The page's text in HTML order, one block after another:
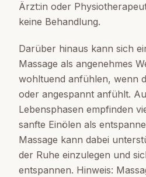
Ärzt:in oder
keine Behandlung.
Darüber hinaus kann sich
Massage als angenehmes
wohltuend anfühlen, wenn
oder angespannt anfühlt.
Lebensphasen empfinden
sanfte Einölen als
Massage kann dabei
der Ruhe einzulegen und
entspannen. Hinweis: